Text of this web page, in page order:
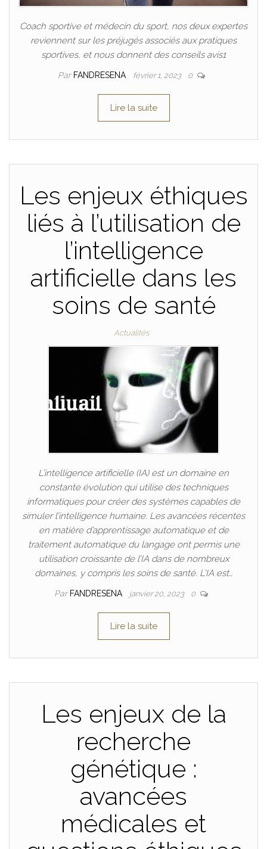
Coach sportive et médecin du sport, nos deux expertes
reviennent sur les préjugés associés aux pratiques
sportives, et nous donnent des conseils avis1
Par FANDRESENA février 1, 2023 0
Lire la suite
Les enjeux éthiques
liés à l’utilisation de
l’intelligence
artificielle dans les
soins de santé
Actualités
L’intelligence artificielle (IA) est un domaine en
constante évolution qui utilise des techniques
informatiques pour créer des systèmes capables de
simuler l’intelligence humaine. Les avancées récentes
en matière d’apprentissage automatique et de
traitement automatique du langage ont permis une
utilisation croissante de l’IA dans de nombreux
domaines, y compris les soins de santé. L’IA est…
Par FANDRESENA janvier 20, 2023 0
Lire la suite
Les enjeux de la
recherche
génétique :
avancées
médicales et